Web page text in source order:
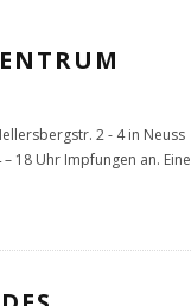
2 - 4 in Neuss
18 Uhr Impfungen an. Eine